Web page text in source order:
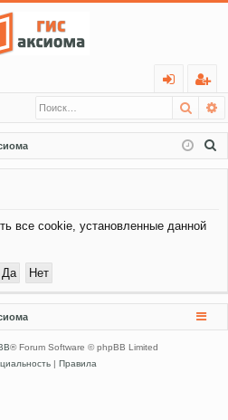
д
ег
ис
тр
ия
все cookie, установленные данной
® Forum Software © phpBB Limited
| Правила